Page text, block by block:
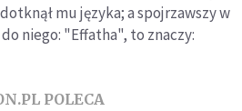
mu języka; a spojrzawszy w
niego: "Effatha", to znaczy:
POLECA